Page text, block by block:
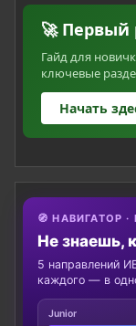
🚀 Первый
Гайд для
ключевые
Начать
🧭 НАВИГАТОР ·
Не знаешь,
5 направлений
каждого — в
Junior